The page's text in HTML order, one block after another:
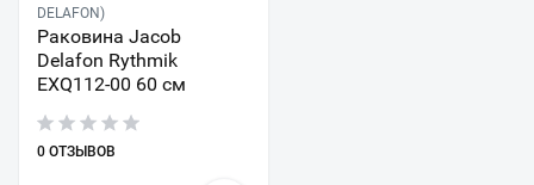
DELAFON)
Раковина Jacob
Delafon Rythmik
EXQ112-00 60 см
0 ОТЗЫВОВ